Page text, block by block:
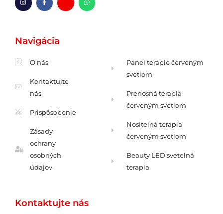
I
n
r
a
F
a
o
k
f
m
W
h
Navigácia
O nás
Kontaktujte
nás
Prispôsobenie
Zásady
ochrany
osobných
údajov
Panel terapie červeným
svetlom
Prenosná terapia
červeným svetlom
Nositeľná terapia
červeným svetlom
Beauty LED svetelná
terapia
Kontaktujte nás